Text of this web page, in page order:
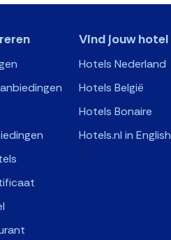
Vind jouw hotel
Hotels Nederland
Hotels België
Hotels Bonaire
Hotels.nl in English
>